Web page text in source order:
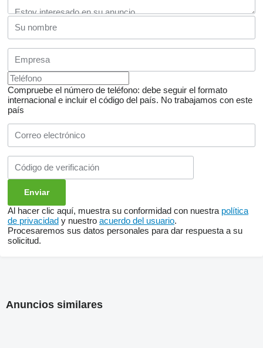
Compruebe el número de teléfono: debe seguir el formato
internacional e incluir el código del país. No trabajamos con este
país
Al hacer clic aquí, muestra su conformidad con nuestra política
de privacidad y nuestro acuerdo del usuario.
Procesaremos sus datos personales para dar respuesta a su
solicitud.
Anuncios similares